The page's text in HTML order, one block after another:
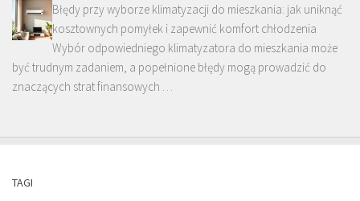
Błędy przy wyborze klimatyzacji do mieszkania: jak uniknąć
kosztownych pomyłek i zapewnić komfort chłodzenia
Wybór odpowiedniego klimatyzatora do mieszkania może
być trudnym zadaniem, a popełnione błędy mogą prowadzić do
znaczących strat finansowych …
TAGI